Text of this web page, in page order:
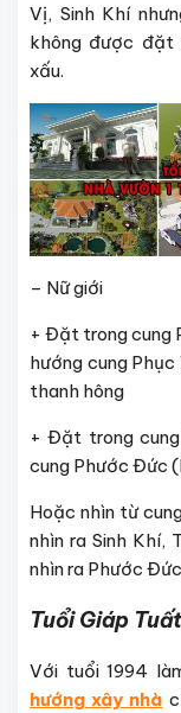
Vị, Sinh Khí
không được đặt
xấu.
– Nữ giới
+ Đặt trong cung
hướng cung
thanh hông
+ Đặt trong
cung Phước Đức
Hoặc nhìn từ
nhìn ra Sinh Khí,
nhìn ra Phước
Tuổi Giáp
Với tuổi 1994
hướng xây nhà